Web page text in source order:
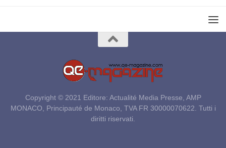
Copyright © 2021 Editore: Actualité Media Presse, AMP
MONACO, Principauté de Monaco, TVA FR 30000070622. Tutti i
diritti riservati.